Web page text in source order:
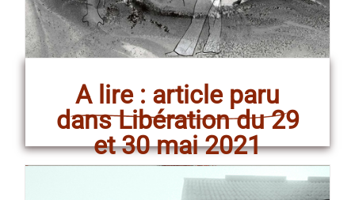
A lire : article paru
dans Libération du 29
et 30 mai 2021